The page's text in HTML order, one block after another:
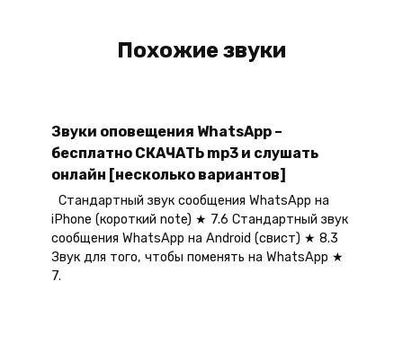
Похожие звуки
Звуки оповещения WhatsApp –
бесплатно СКАЧАТЬ mp3 и слушать
онлайн [несколько вариантов]
Стандартный звук сообщения WhatsApp на
iPhone (короткий note) ★ 7.6 Стандартный звук
сообщения WhatsApp на Android (свист) ★ 8.3
Звук для того, чтобы поменять на WhatsApp ★
7.